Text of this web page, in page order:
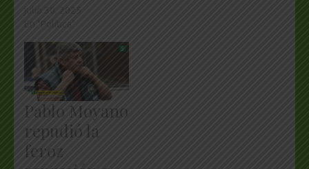
Pablo Moyano
repudió la
feroz